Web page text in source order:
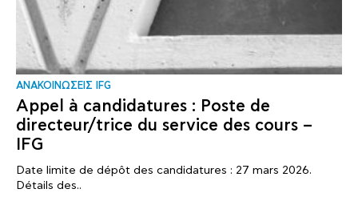
ΑΝΑΚΟΙΝΩΣΕΙΣ IFG
Appel à candidatures : Poste de
directeur/trice du service des cours –
IFG
Date limite de dépôt des candidatures : 27 mars 2026.
Détails des..